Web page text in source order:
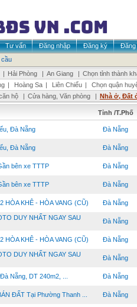
Tư vấn Đăng nhập Đăng ký
Đăng
cầu
| Hải Phòng | An Giang | Chọn tỉnh thành
| Hoàng Sa | Liên Chiểu |
Chọn quận
hộ | Cửa hàng, Văn phòng | Nhà ở, Đất
Tỉnh /T.Phố
Đà Nẵng Đà Nẵng
Đà Nẵng Đà Nẵng
bên xe TTTP Đà Nẵng
bên xe TTTP Đà Nẵng
HÒA KHÊ - HÒA VANG (CŨ) Đà Nẵng
DUY NHẤT NGAY SAU
Đà Nẵng
HÒA KHÊ - HÒA VANG (CŨ) Đà Nẵng
DUY NHẤT NGAY SAU
Đà Nẵng
Nẵng, DT 240m2, ... Đà Nẵng
ĐẤT Tại Phường Thanh ... Đà Nẵng